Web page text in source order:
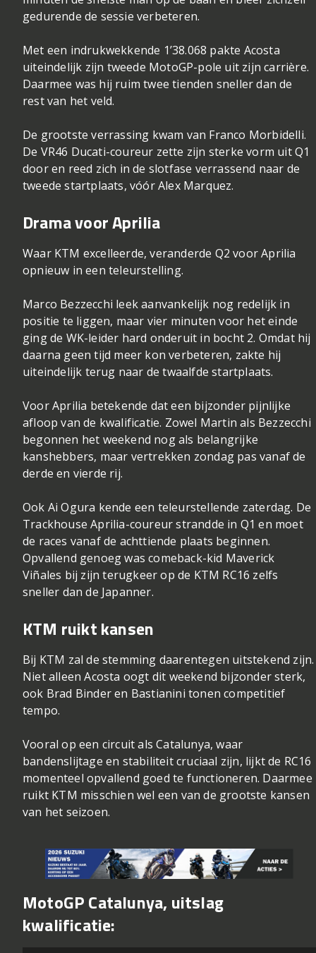
gedurende de sessie verbeteren.
Met een indrukwekkende 1’38.068 pakte Acosta
uiteindelijk zijn tweede MotoGP-pole uit zijn carrière.
Daarmee was hij ruim twee tienden sneller dan de
rest van het veld.
De grootste verrassing kwam van Franco Morbidelli.
De VR46 Ducati-coureur zette zijn sterke vorm uit Q1
door en reed zich in de slotfase verrassend naar de
tweede startplaats, vóór Alex Marquez.
Drama voor Aprilia
Waar KTM excelleerde, veranderde Q2 voor Aprilia
opnieuw in een teleurstelling.
Marco Bezzecchi leek aanvankelijk nog redelijk in
positie te liggen, maar vier minuten voor het einde
ging de WK-leider hard onderuit in bocht 2. Omdat hij
daarna geen tijd meer kon verbeteren, zakte hij
uiteindelijk terug naar de twaalfde startplaats.
Voor Aprilia betekende dat een bijzonder pijnlijke
afloop van de kwalificatie. Zowel Martin als Bezzecchi
begonnen het weekend nog als belangrijke
kanshebbers, maar vertrekken zondag pas vanaf de
derde en vierde rij.
Ook Ai Ogura kende een teleurstellende zaterdag. De
Trackhouse Aprilia-coureur strandde in Q1 en moet
de races vanaf de achttiende plaats beginnen.
Opvallend genoeg was comeback-kid Maverick
Viñales bij zijn terugkeer op de KTM RC16 zelfs
sneller dan de Japanner.
KTM ruikt kansen
Bij KTM zal de stemming daarentegen uitstekend zijn.
Niet alleen Acosta oogt dit weekend bijzonder sterk,
ook Brad Binder en Bastianini tonen competitief
tempo.
Vooral op een circuit als Catalunya, waar
bandenslijtage en stabiliteit cruciaal zijn, lijkt de RC16
momenteel opvallend goed te functioneren. Daarmee
ruikt KTM misschien wel een van de grootste kansen
van het seizoen.
MotoGP Catalunya, uitslag
kwalificatie: